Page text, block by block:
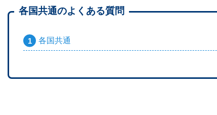
各国共通のよくある質問
各国共通